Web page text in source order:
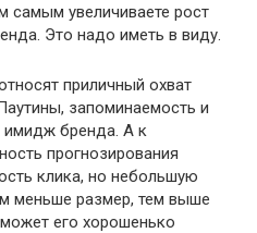
самым увеличиваете рост
Это надо иметь в виду.
приличный охват
запоминаемость и
имидж бренда. А к
прогнозирования
клика, но небольшую
меньше размер, тем выше
его хорошенько